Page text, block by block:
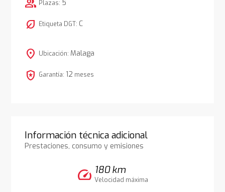
group Plazas: 5
nest_eco_leaf Etiqueta DGT: C
location_on Ubicación: Malaga
local_police Garantía: 12 meses
Información técnica adicional
Prestaciones, consumo y emisiones
speed 180 km
Velocidad máxima